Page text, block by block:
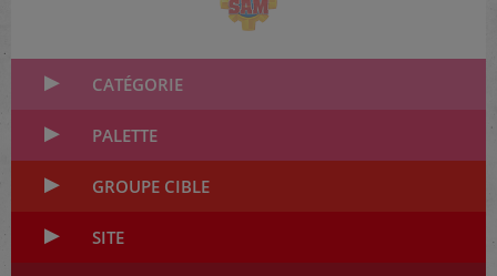
CATÉGORIE
PALETTE
GROUPE CIBLE
SITE